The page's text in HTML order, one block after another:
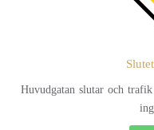
Huvudgatan slutar och